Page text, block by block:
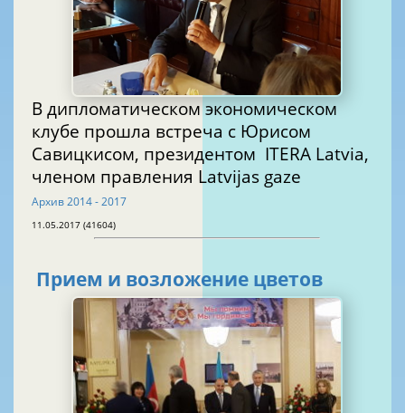
В дипломатическом экономическом
клубе прошла встреча с Юрисом
Савицкисом, президентом ITERA Latvia,
членом правления Latvijas gaze
Архив 2014 - 2017
11.05.2017 (41604)
Прием и возложение цветов